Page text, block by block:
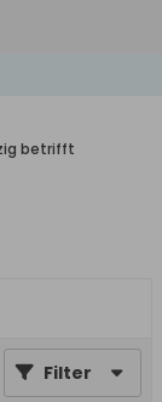
betrifft
Filter